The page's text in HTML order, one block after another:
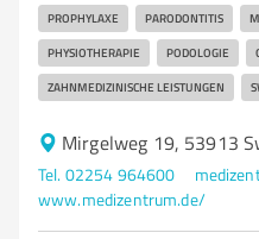
PROPHYLAXE PARODONTITIS
PHYSIOTHERAPIE PODOLOGIE
ZAHNMEDIZINISCHE LEISTUNGEN
Mirgelweg 19, 53913
Tel. 02254 964600
www.medizentrum.de/